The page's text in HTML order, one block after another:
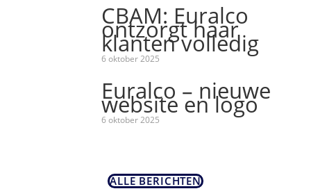
CBAM: Euralco
ontzorgt haar
klanten volledig
6 oktober 2025
Euralco – nieuwe
website en logo
6 oktober 2025
ALLE BERICHTEN